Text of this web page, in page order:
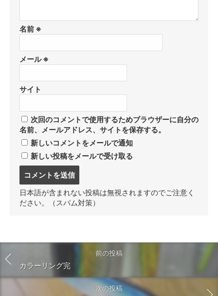
名前 ※
メール※
サイト
次回のコメントで使用するためブラウザーに自分の
名前、メールアドレス、サイトを保存する。
新しいコメントをメールで通知
新しい投稿をメールで受け取る
ン
ト
日本語が含まれない投稿は無視されますのでご注意く
ださい。（スパム対策）
前の投稿
カラーリング完
次の投稿